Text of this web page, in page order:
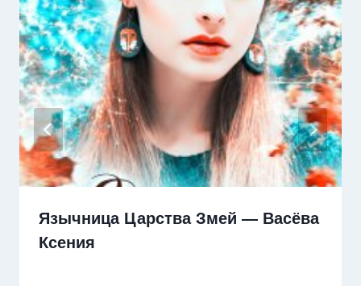
Язычница Царства Змей — Васёва
Ксения